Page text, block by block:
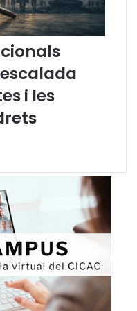
i les